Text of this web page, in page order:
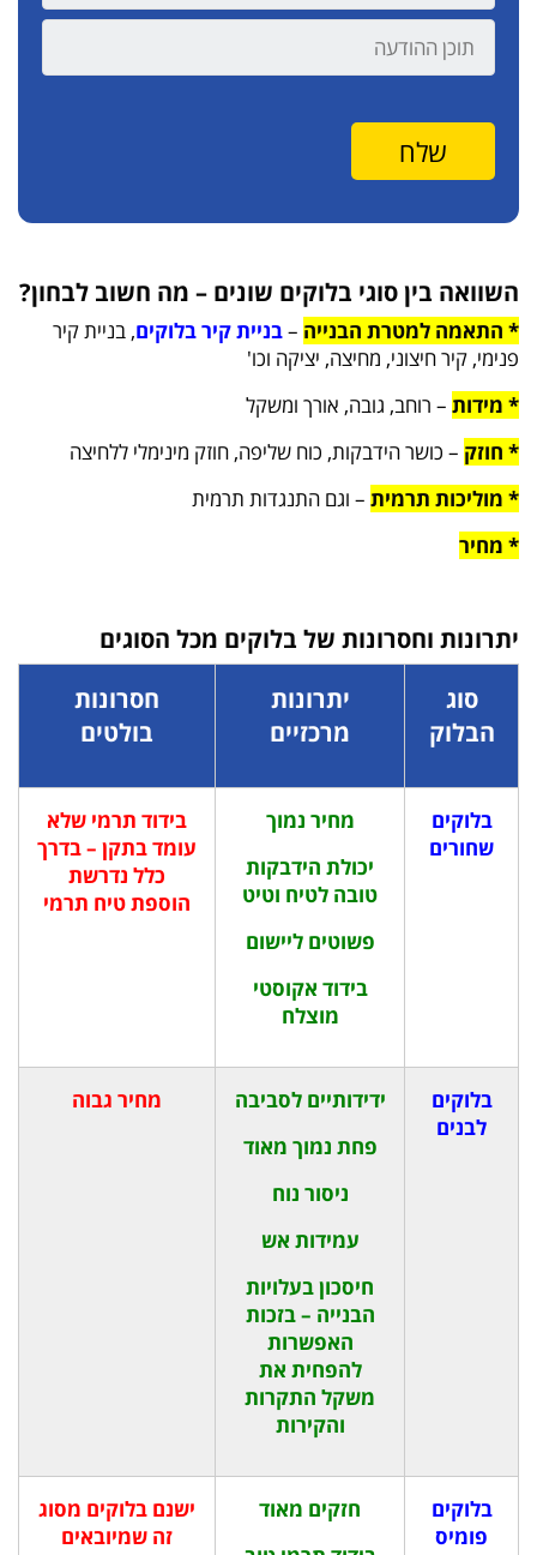
השוואה בין סוגי בלוקים שונים – מה חשוב לבחון?
* התאמה למטרת הבנייה –בניית קיר בלוקים, בניית קיר
פנימי, קיר חיצוני, מחיצה, יציקה וכו'
* מידות – רוחב, גובה, אורך ומשקל
* חוזק – כושר הידבקות, כוח שליפה, חוזק מינימלי ללחיצה
* מוליכות תרמית – וגם התנגדות תרמית
* מחיר
יתרונות וחסרונות של בלוקים מכל הסוגים
סוג
הבלוק
יתרונות
מרכזיים
חסרונות
בולטים
בלוקים
שחורים
מחיר נמוך
יכולת הידבקות
טובה לטיח וטיט
פשוטים ליישום
בידוד אקוסטי
מוצלח
בידוד תרמי שלא
עומד בתקן – בדרך
כלל נדרשת
הוספת טיח תרמי
בלוקים
לבנים
ידידותיים לסביבה
פחת נמוך מאוד
ניסור נוח
עמידות אש
חיסכון בעלויות
הבנייה – בזכות
האפשרות
להפחית את
משקל התקרות
והקירות
מחיר גבוה
בלוקים
פומיס
חזקים מאוד
ישנם בלוקים מסוג
זה שמיובאים